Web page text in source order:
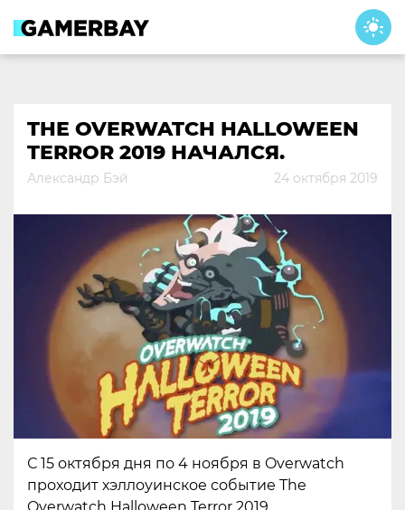
content
THE OVERWATCH HALLOWEEN
TERROR 2019 НАЧАЛСЯ.
Александр Бэй 24 октября 2019
С 15 октября дня по 4 ноября в Overwatch
проходит хэллоуинское событие The